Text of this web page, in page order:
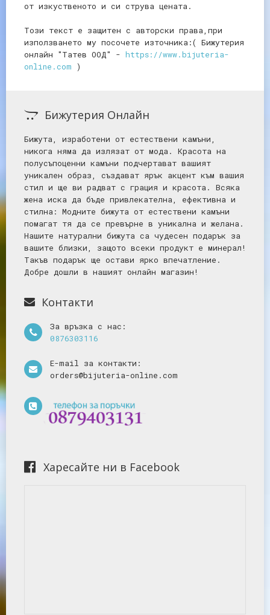
от изкуственото и си струва цената.
Този текст е защитен с авторски права,при
използването му посочете източника:( Бижутерия
онлайн "Татев ООД" - https://www.bijuteria-
online.com )
Бижутерия Онлайн
Бижута, изработени от естествени камъни,
никога няма да излязат от мода. Красота на
полусъпоценни камъни подчертават вашият
уникален образ, създават ярък акцент към вашия
стил и ще ви радват с грация и красота. Всяка
жена иска да бъде привлекателна, ефективна и
стилна: Mодните бижута от естествени камъни
помагат тя да се превърне в уникална и желана.
Нашите натурални бижута са чудесен подарък за
вашите близки, защото всеки продукт е минерал!
Такъв подарък ще остави ярко впечатление.
Добре дошли в нашият онлайн магазин!
Контакти
За връзка с нас:
0876303116
E-mail за контакти:
orders@bijuteria-online.com
Харесайте ни в Facebook